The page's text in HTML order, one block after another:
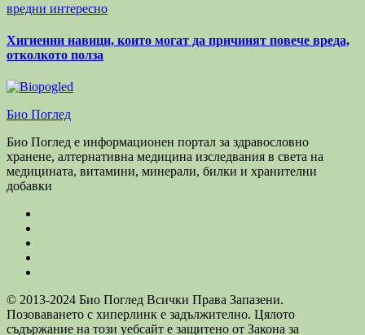
вредни интересно
Хигиенни навици, които могат да причинят повече вреда,
отколкото полза
Био Поглед
Био Поглед е информационен портал за здравословно
хранене, алтернативна медицина изследвания в света на
медицината, витамини, минерали, билки и хранителни
добавки
© 2013-2024 Био Поглед Всички Права Запазени.
Позоваването с хиперлинк е задължително. Цялото
съдържание на този уебсайт е защитено от Закона за